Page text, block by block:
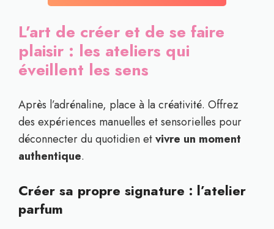
L’art de créer et de se faire
plaisir : les ateliers qui
éveillent les sens
Après l’adrénaline, place à la créativité. Offrez
des expériences manuelles et sensorielles pour
déconnecter du quotidien etvivre un moment
authentique.
Créer sa propre signature : l’atelier
parfum